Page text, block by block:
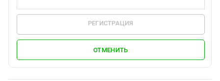
РЕГИСТРАЦИЯ
ОТМЕНИТЬ